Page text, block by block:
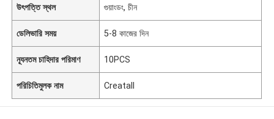
উৎপত্তি স্থল গুয়াংডং, চীন
ডেলিভারি সময় 5-8 কাজের দিন
ন্যূনতম চাহিদার পরিমাণ 10PCS
পরিচিতিমুলক নাম Creatall